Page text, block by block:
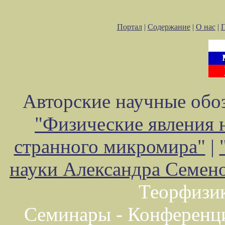
Портал| Содержание| О нас|
Авторские научные
"Физические явления
странного микромира" |
науки Александра
Семинары -